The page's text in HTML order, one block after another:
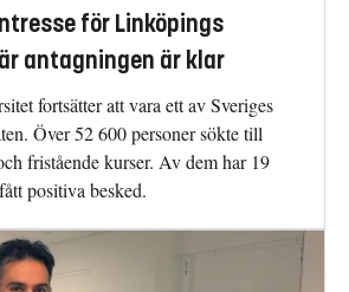
för Linköpings
antagningen är klar
fortsätter att vara ett av Sveriges
Över 52 600 personer sökte till
fristående kurser. Av dem har 19
positiva besked.